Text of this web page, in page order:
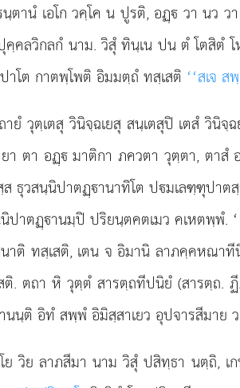
านํ เอโก วคฺโค น ปูรติ, อฏฺ วา นว ว
คฺคลวิกลกํ นาม. วิสุํ ทินฺเน ปน ตํ โตสิตํ
าโต กาตพฺโพติ อิมมตฺถํ ทสฺเสติ ‘‘สเจ
ยํ วุตฺเตสุ วินิจฺฉเยสุ สนฺเตสุปิ เตสํ วินิ
า ตา อฏฺ มาติกา ภควตา วุตฺตา, ตาสํ
ธุวสนฺนิปาตฏฺานาทิโต ปมเลฑฺฑุปาต
ปาตฏฺานมฺปิ ปริยนฺตคตเมว คเหตพฺพํ.
าติ ทสฺเสติ, เตน จ อิมานิ ลาภคฺคหณ
. ตถา หิ วุตฺตํ สารตฺถทีปนิยํ (สารตฺถ.
นฺติ อิทํ สพฺพํ อิมิสฺสาเยว อุปจารสีมาย
ย วิย ลาภสีมา นาม วิสุํ ปสิทฺธา นตฺถิ,